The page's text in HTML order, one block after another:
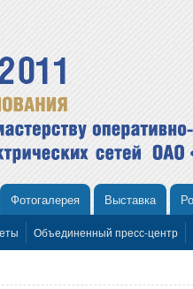
Фотогалерея Выставка
Объединенный пресс-центр